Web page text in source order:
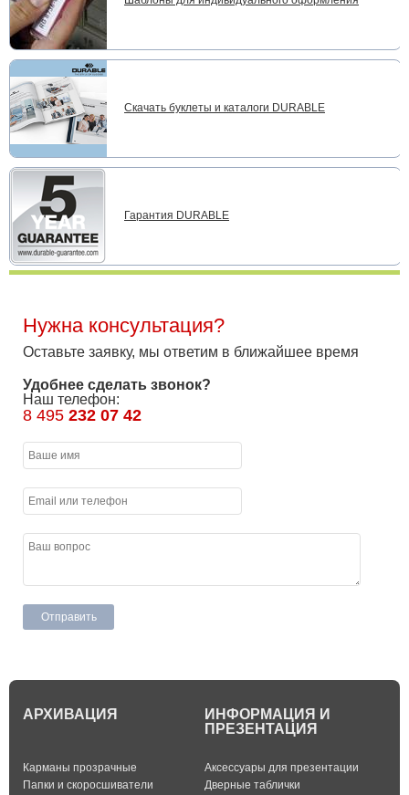
Скачать буклеты и каталоги DURABLE
Гарантия DURABLE
Нужна консультация?
Оставьте заявку, мы ответим в ближайшее время
Удобнее сделать звонок?
Наш телефон:
8 495 232 07 42
АРХИВАЦИЯ
Карманы прозрачные
Папки и скоросшиватели
ИНФОРМАЦИЯ И
ПРЕЗЕНТАЦИЯ
Аксессуары для презентации
Дверные таблички